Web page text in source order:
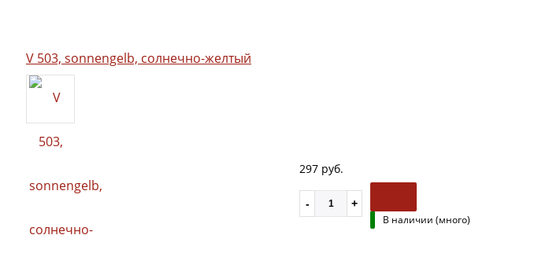
V 503, sonnengelb, солнечно-желтый
297 руб.
В наличии (много)